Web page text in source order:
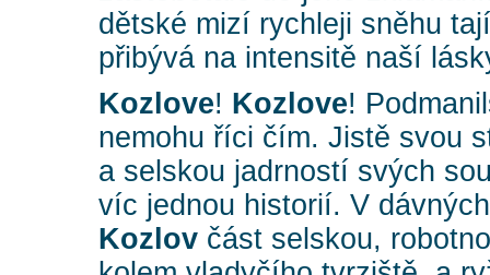
dětské mizí rychleji sněhu
přibývá na intensitě naší
Kozlove! Kozlove!
nemohu říci čím. Jistě svou
a selskou jadrností svých
víc jednou historií. V
Kozlov část selskou,